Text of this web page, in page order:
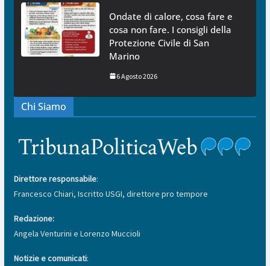
Ondate di calore, cosa fare e
cosa non fare. I consigli della
Protezione Civile di San
Marino
6 Agosto 2026
Chi Siamo
Direttore responsabile:
Francesco Chiari, Iscritto USGI, direttore pro tempore
Redazione:
Angela Venturini e Lorenzo Muccioli
Notizie e comunicati: